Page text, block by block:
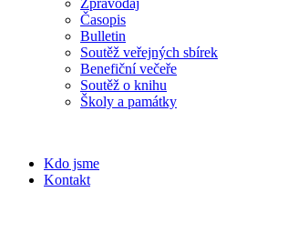
Časopis
Bulletin
Soutěž veřejných sbírek
Benefiční večeře
Soutěž o knihu
Školy a památky
Kdo jsme
Kontakt